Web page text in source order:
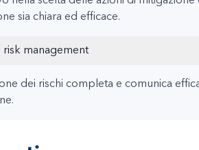
sia chiara ed efficace.
risk management
dei rischi completa e comunica